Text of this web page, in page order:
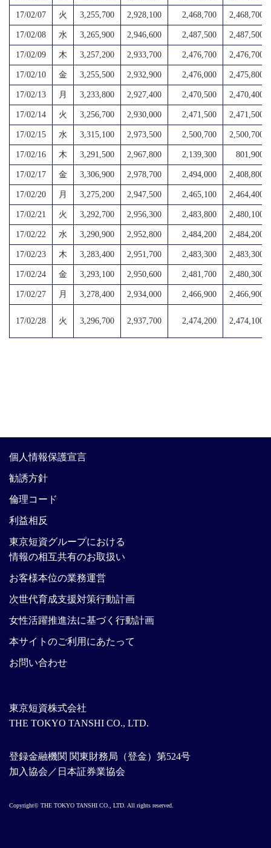
17/02/07 火 3,255,700 2,928,100 2,468,700 2,468,700
17/02/08 水 3,265,900 2,946,600 2,487,500 2,487,500
17/02/09 木 3,257,200 2,933,700 2,476,700 2,476,700
17/02/10 金 3,255,500 2,932,900 2,476,000 2,475,800
17/02/13 月 3,233,800 2,927,400 2,470,500 2,470,400
17/02/14 火 3,256,700 2,930,000 2,471,500 2,471,500
17/02/15 水 3,315,100 2,973,500 2,500,700 2,500,700
17/02/16 木 3,291,500 2,967,800 2,139,300 801,900
17/02/17 金 3,306,900 2,978,700 2,494,000 2,408,800
17/02/20 月 3,275,200 2,947,500 2,465,100 2,464,400
17/02/21 火 3,292,700 2,956,300 2,483,800 2,480,100
17/02/22 水 3,290,900 2,952,800 2,484,200 2,484,200
17/02/23 木 3,283,400 2,951,700 2,483,300 2,483,300
17/02/24 金 3,293,100 2,950,600 2,481,700 2,480,300
17/02/27 月 3,278,400 2,934,000 2,466,900 2,466,900
17/02/28 火 3,296,700 2,937,700 2,474,200 2,474,100
東京短資株式会社
THE TOKYO TANSHI CO., LTD.
登録金融機関 関東財務局（登金）第524号
加入協会／日本証券業協会
個人情報保護宣言
勧誘方針
倫理コード
利益相反
東京短資グループにおける
情報の相互共有のお取扱い
お客様本位の業務運営
次世代育成支援対策行動計画
女性活躍推進法に基づく行動計画
本サイトのご利用にあたって
お問い合わせ
Copyright© THE TOKYO TANSHI CO., LTD. All rights reserved.